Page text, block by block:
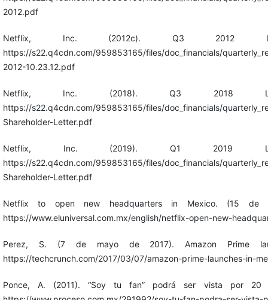
2012.pdf
Netflix, Inc. (2012c). Q3 2012
https://s22.q4cdn.com/959853165/files/doc_financials/
2012-10.23.12.pdf
Netflix, Inc. (2018). Q3 2018
https://s22.q4cdn.com/959853165/files/doc_financials/
Shareholder-Letter.pdf
Netflix, Inc. (2019). Q1 2019
https://s22.q4cdn.com/959853165/files/doc_financials/
Shareholder-Letter.pdf
Netflix to open new headquarters in Mexico. (15 de
https://www.eluniversal.com.mx/english/netflix-open-new-
Perez, S. (7 de mayo de 2017). Amazon Prime
https://techcrunch.com/2017/03/07/amazon-prime-launches-in-
Ponce, A. (2011). “Soy tu fan” podrá ser vista por 20